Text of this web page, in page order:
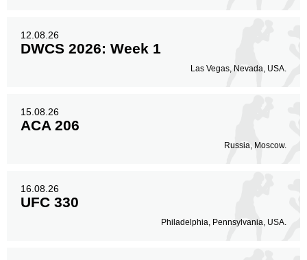
12.08.26
DWCS 2026: Week 1
Las Vegas, Nevada, USA.
15.08.26
ACA 206
Russia, Moscow.
16.08.26
UFC 330
Philadelphia, Pennsylvania, USA.